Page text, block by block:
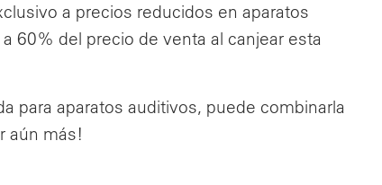
a precios reducidos en aparatos
60% del precio de venta al canjear esta
para aparatos auditivos, puede combinarla
aún más!